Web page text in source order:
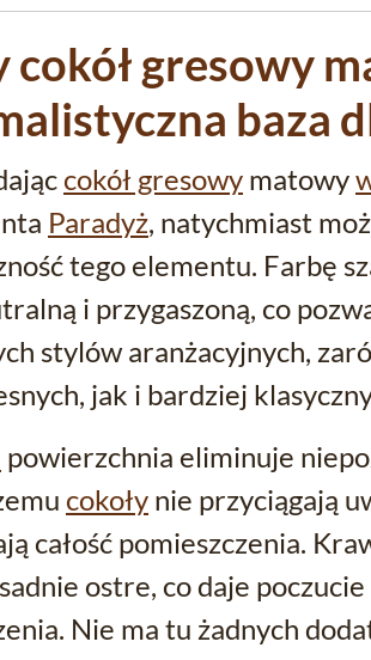
cokół gresowy
baza
cokół gresowy matowy
Paradyż, natychmiast
tego elementu. Farbę
i przygaszoną, co
stylów aranżacyjnych,
jak i bardziej
powierzchnia eliminuje
cokoły nie przyciągają
całość pomieszczenia.
ostre, co daje
Nie ma tu żadnych